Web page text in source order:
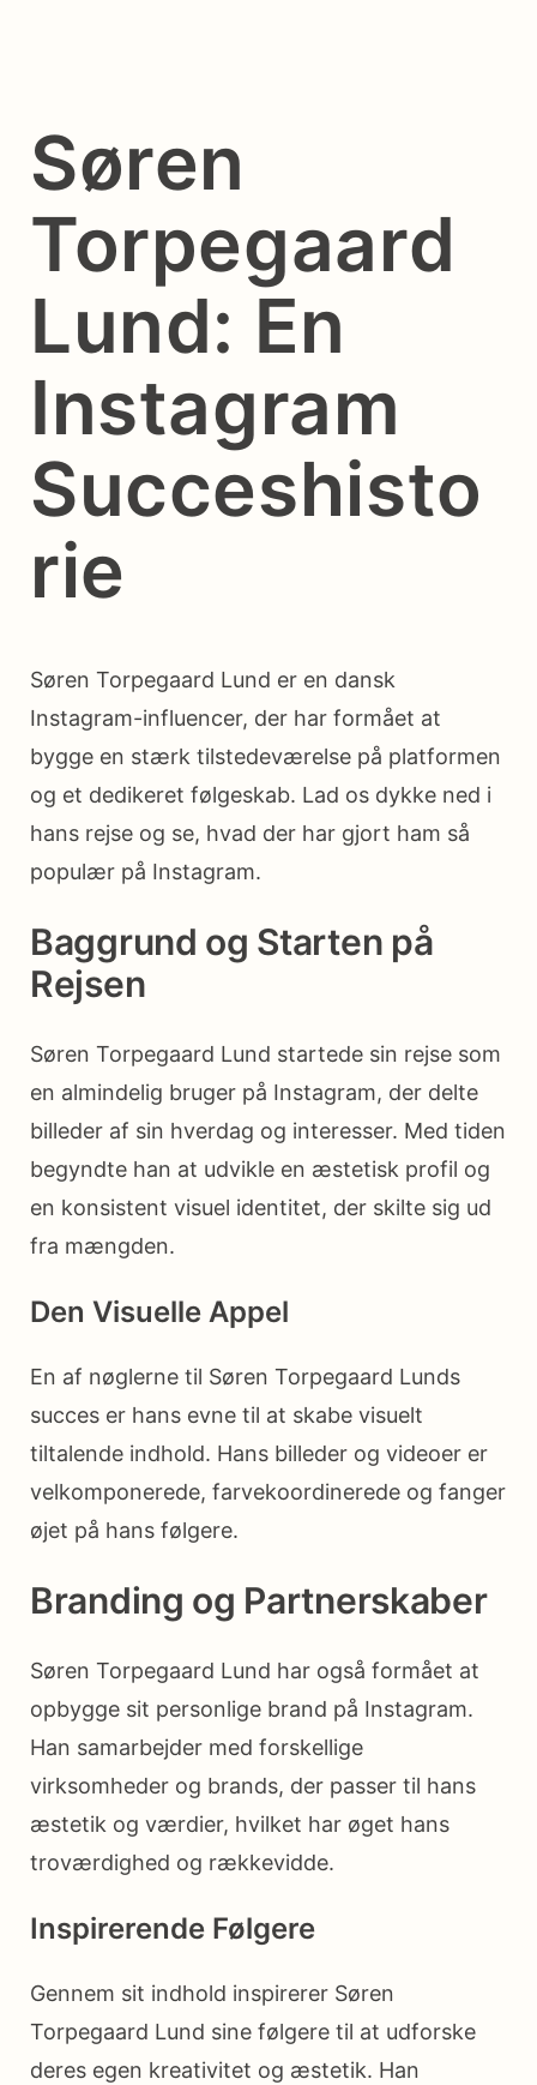
Søren
Torpegaard
Lund: En
Instagram
Succeshisto
rie
Søren Torpegaard Lund er en dansk
Instagram-influencer, der har formået at
bygge en stærk tilstedeværelse på platformen
og et dedikeret følgeskab. Lad os dykke ned i
hans rejse og se, hvad der har gjort ham så
populær på Instagram.
Baggrund og Starten på
Rejsen
Søren Torpegaard Lund startede sin rejse som
en almindelig bruger på Instagram, der delte
billeder af sin hverdag og interesser. Med tiden
begyndte han at udvikle en æstetisk profil og
en konsistent visuel identitet, der skilte sig ud
fra mængden.
Den Visuelle Appel
En af nøglerne til Søren Torpegaard Lunds
succes er hans evne til at skabe visuelt
tiltalende indhold. Hans billeder og videoer er
velkomponerede, farvekoordinerede og fanger
øjet på hans følgere.
Branding og Partnerskaber
Søren Torpegaard Lund har også formået at
opbygge sit personlige brand på Instagram.
Han samarbejder med forskellige
virksomheder og brands, der passer til hans
æstetik og værdier, hvilket har øget hans
troværdighed og rækkevidde.
Inspirerende Følgere
Gennem sit indhold inspirerer Søren
Torpegaard Lund sine følgere til at udforske
deres egen kreativitet og æstetik. Han